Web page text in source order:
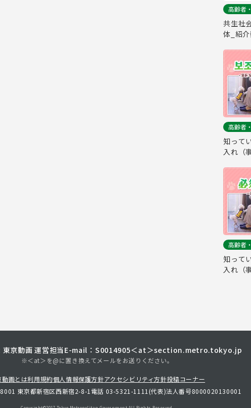
高齢者
共生社
体_紹介
高齢者
知って
入れ（
高齢者
知って
入れ（
京動画 運営担当E-mail：S0014905＜at＞section.metro.tokyo.jp
※＜at＞を@に置き換えてメールをお送りください。
動画とは利用規約個人情報保護方針アクセシビリティ方針投稿コーナー
東京都新宿区西新宿2-8-1 電話 03-5321-1111(代表)法人番号8000020130001